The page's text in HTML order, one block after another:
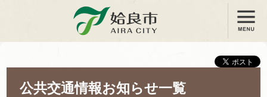
姶良市 メニュー
公共交通情報お知らせ一覧